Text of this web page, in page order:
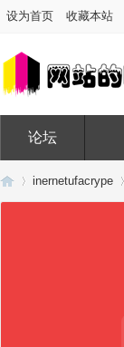
设为首页 收藏本站
论坛
inernetufacrype